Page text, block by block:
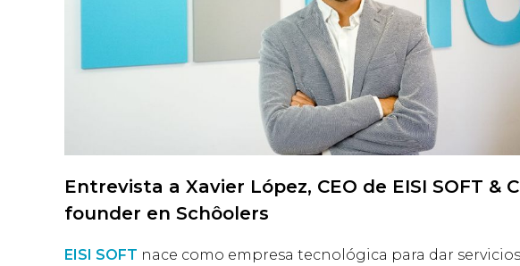
Entrevista a Xavier López, CEO de EISI SOFT &
founder en Schôolers
EISI SOFT nace como empresa tecnológica para dar